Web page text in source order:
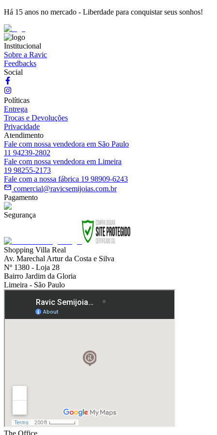
Há 15 anos no mercado - Liberdade para conquistar seus sonhos!
Institucional
Sobre a Ravic
Feedbacks
Social
Políticas
Entrega
Trocas e Devoluções
Privacidade
Atendimento
Fale com nossa vendedora em São Paulo
11 94239-2802
Fale com nossa vendedora em Limeira
19 98255-2173
Fale com a nossa fábrica 19 98909-6243
comercial@ravicsemijoias.com.br
Pagamento
Segurança
Shopping Villa Real
Av. Marechal Artur da Costa e Silva
Nº 1380 - Loja 28
Bairro Jardim da Gloria
Limeira - São Paulo
The Office